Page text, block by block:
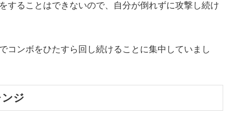
することはできないので、自分が倒れずに攻撃し続け
コンボをひたすら回し続けることに集中していまし
ジ